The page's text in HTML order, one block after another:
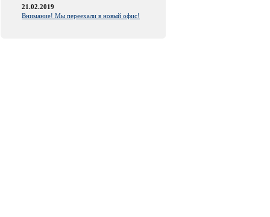
21.02.2019
Внимание! Мы переехали в новый офис!